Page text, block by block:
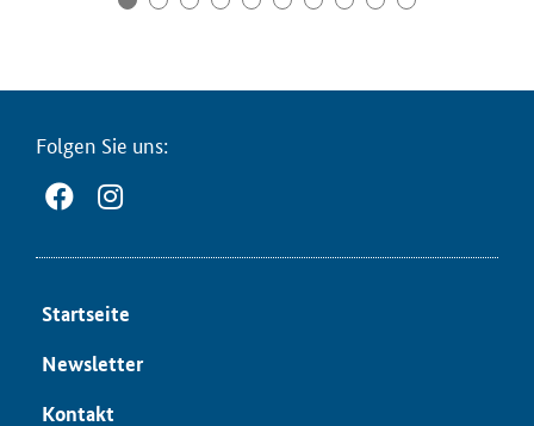
Fol­gen Sie uns:
Start­sei­te
News­let­ter
Kon­takt